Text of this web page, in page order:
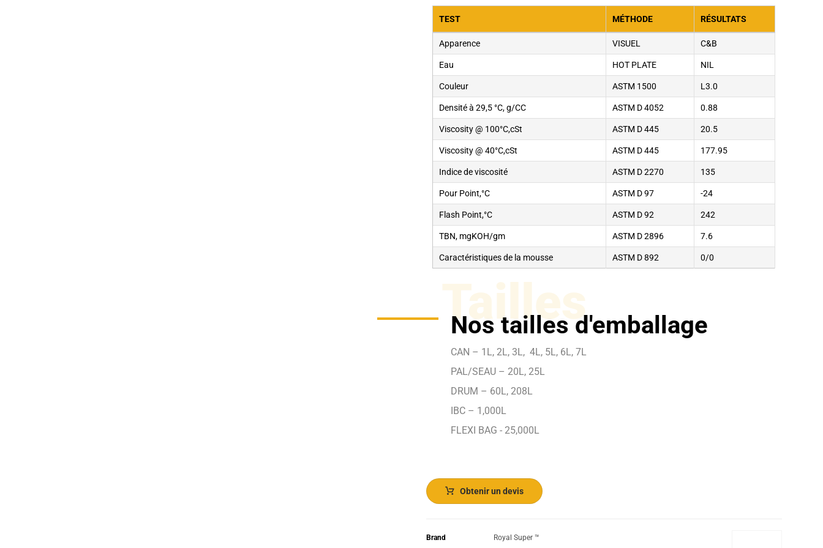
TEST MÉTHODE RÉSULTATS
Apparence VISUEL C&B
Eau HOT PLATE NIL
Couleur ASTM 1500 L3.0
Densité à 29,5 °C, g/CC ASTM D 4052 0.88
Viscosity @ 100°C,cSt ASTM D 445 20.5
Viscosity @ 40°C,cSt ASTM D 445 177.95
Indice de viscosité ASTM D 2270 135
Pour Point,°C ASTM D 97 -24
Flash Point,°C ASTM D 92 242
TBN, mgKOH/gm ASTM D 2896 7.6
Caractéristiques de la mousse ASTM D 892 0/0
Tailles
Nos tailles d'emballage
CAN – 1L, 2L, 3L, 4L, 5L, 6L, 7L
PAL/SEAU – 20L, 25L
DRUM – 60L, 208L
IBC – 1,000L
FLEXI BAG - 25,000L
Obtenir un devis
Brand Royal Super ™️